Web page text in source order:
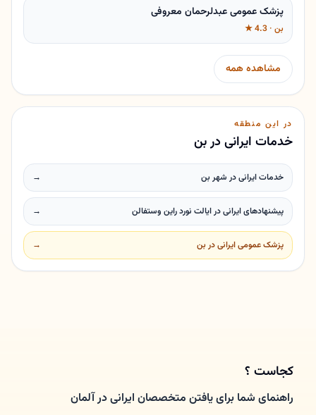
پزشک عمومی عبدلرحمان معروفی
بن · 4.3 ★
مشاهده همه
در این منطقه
خدمات ایرانی در بن
خدمات ایرانی در شهر بن →
پیشنهادهای ایرانی در ایالت نورد راین وستفالن →
پزشک عمومی ایرانی در بن →
کجاست ؟
راهنمای شما برای یافتن متخصصان ایرانی در آلمان